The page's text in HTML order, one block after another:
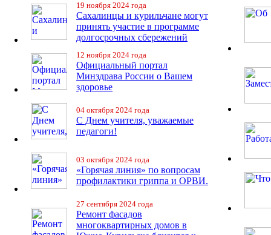
19 ноября 2024 года
Сахалинцы и курильчане могут
принять участие в программе
долгосрочных сбережений
12 ноября 2024 года
Официальный портал
Минздрава России о Вашем
здоровье
04 октября 2024 года
С Днем учителя, уважаемые
педагоги!
03 октября 2024 года
«Горячая линия» по вопросам
профилактики гриппа и ОРВИ.
27 сентября 2024 года
Ремонт фасадов
многоквартирных домов в